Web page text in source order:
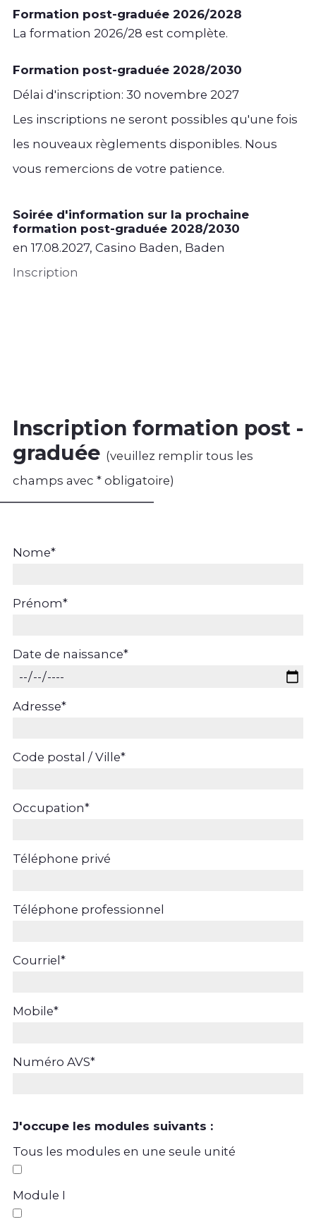
Formation post-graduée 2026/2028
La formation 2026/28 est complète.
Formation post-graduée2028/2030
Délai d'inscription: 30 novembre 2027
Les inscriptions ne seront possibles qu'une fois
les nouveaux règlements disponibles. Nous
vous remercions de votre patience.
Soirée d'information sur la prochaine
formation post-graduée 2028/2030
en 17.08.2027, Casino Baden, Baden
Inscription
Inscription formation post -
graduée (veuillez remplir tous les
champs avec * obligatoire)
Nome*
Prénom*
Date de naissance*
Adresse*
Code postal / Ville*
Occupation*
Téléphone privé
Téléphone professionnel
Courriel*
Mobile*
Numéro AVS*
J'occupe les modules suivants :
Tous les modules en une seule unité
Module I